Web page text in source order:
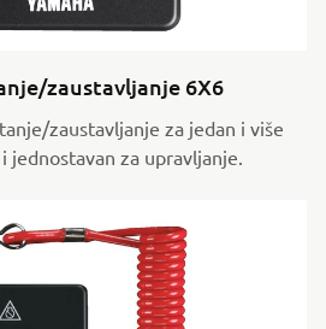
zaustavljanje 6X6
zaustavljanje za jedan i više
za upravljanje.